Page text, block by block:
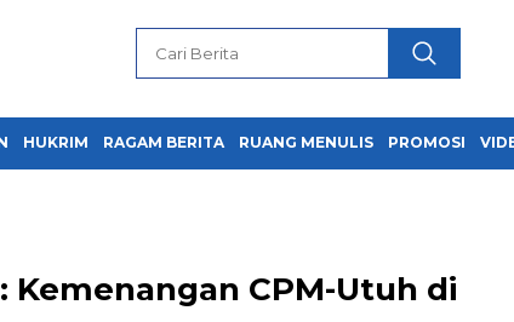
HUKRIM RAGAM BERITA RUANG MENULIS PROMOSI
Kemenangan CPM-Utuh di